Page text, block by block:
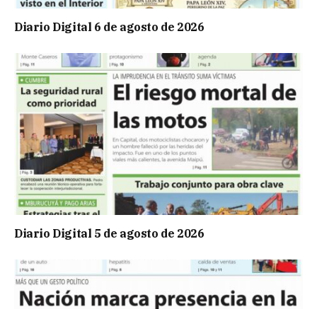
Diario Digital 6 de agosto de 2026
Diario Digital 5 de agosto de 2026